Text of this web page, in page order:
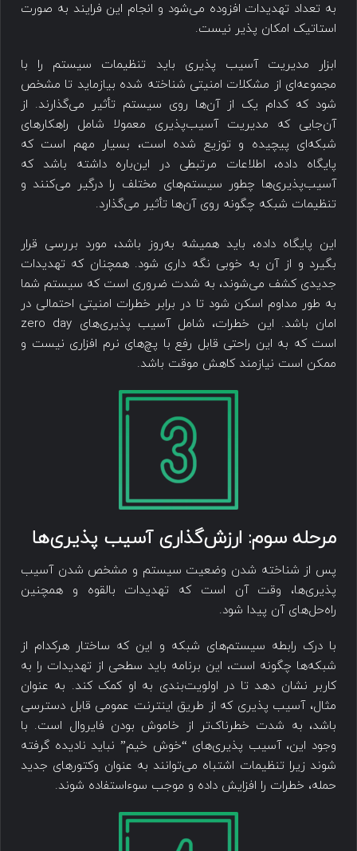
به تعداد تهدیدات افزوده ‌می‌شود و انجام این فرایند به صورت
استاتیک امکان پذیر نیست.
ابزار مدیریت ‌‌آسیب پذیری باید تنظیمات سیستم را با
مجموعه‌ای از مشکلات امنیتی شناخته شده بیازماید تا مشخص
شود که کدام یک از آن‌ها روی سیستم تأثیر می‌گذارند. از
آن‌جایی که مدیریت آسیب‌پذیری معمولا شامل راهکارهای
شبکه‌ای پیچیده و توزیع شده است، بسیار مهم است که
پایگاه داده، اطلاعات مرتبطی در این‌باره داشته باشد که
آسیب‌پذیری‌ها چطور سیستم‌های مختلف را درگیر می‌کنند و
تنظیمات شبکه چگونه روی آن‌ها تأثیر می‌گذارد.
این پایگاه داده، باید همیشه به‌روز باشد، مورد بررسی قرار
بگیرد و از آن به خوبی نگه داری شود. همچنان که تهدیدات
جدیدی کشف ‌می‌شوند، به شدت ضروری است که سیستم شما
به طور مداوم اسکن شود تا در برابر خطرات امنیتی احتمالی در
امان باشد. این خطرات، شامل ‌‌آسیب پذیری‌های zero day
‌است که به این راحتی قابل رفع با پچ‌های نرم افزاری نیست و
ممکن است نیازمند کاهش موقت باشد.
مرحله سوم: ارزش‌گذاری ‌‌آسیب پذیری‌ها
پس از شناخته شدن وضعیت سیستم و مشخص شدن ‌‌آسیب
پذیری‌ها، وقت آن است که تهدیدات بالقوه و همچنین
راه‌حل‌های آن پیدا شود.
با درک رابطه سیستم‌های شبکه و این که ساختار هرکدام از
شبکه‌ها چگونه ‌است، این برنامه باید سطحی از تهدیدات را به
کاربر نشان دهد تا در اولویت‌بندی به او کمک کند. به عنوان
مثال، ‌‌آسیب پذیری که از طریق اینترنت عمومی قابل دسترسی
باشد، به شدت خطرناک‌تر از خاموش بودن فایروال است. با
وجود این، ‌‌آسیب پذیری‌های “خوش خیم” نباید نادیده گرفته
شوند زیرا تنظیمات اشتباه می‌توانند به عنوان وکتورهای جدید
حمله، خطرات را افزایش داده و موجب سوء‌استفاده شوند.